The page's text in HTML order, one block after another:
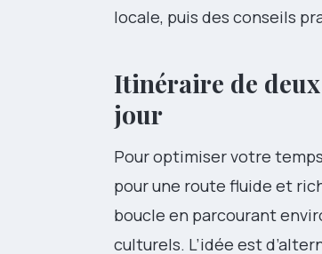
locale, puis des conseils
Itinéraire de
jour
Pour optimiser votre
pour une route fluide et
boucle en parcourant
culturels. L’idée est